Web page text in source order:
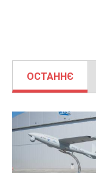
ОСТАННЄ